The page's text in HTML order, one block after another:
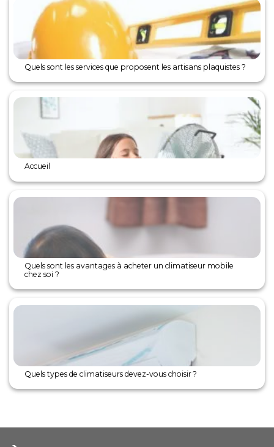
Quels sont les services que proposent les artisans plaquistes ?
Accueil
Quels sont les avantages à acheter un climatiseur mobile
chez soi ?
Quels types de climatiseurs devez-vous choisir ?